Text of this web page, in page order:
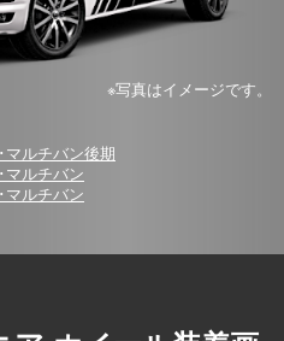
※写真はイメージです。
ルチバン後期
マルチバン
マルチバン